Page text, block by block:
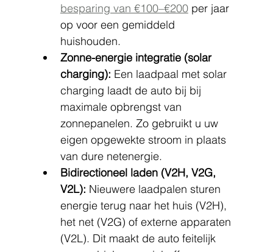
besparing van €100–€200 per jaar
op voor een gemiddeld
huishouden.
Zonne-energie integratie (solar
charging): Een laadpaal met solar
charging laadt de auto bij bij
maximale opbrengst van
zonnepanelen. Zo gebruikt u uw
eigen opgewekte stroom in plaats
van dure netenergie.
Bidirectioneel laden (V2H, V2G,
V2L): Nieuwere laadpalen sturen
energie terug naar het huis (V2H),
het net (V2G) of externe apparaten
(V2L). Dit maakt de auto feitelijk